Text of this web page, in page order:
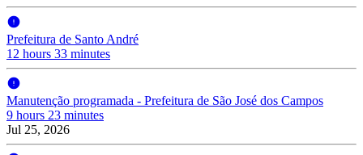
Prefeitura de Santo André
12 hours 33 minutes
Manutenção programada - Prefeitura de São José dos Campos
9 hours 23 minutes
Jul 25, 2026